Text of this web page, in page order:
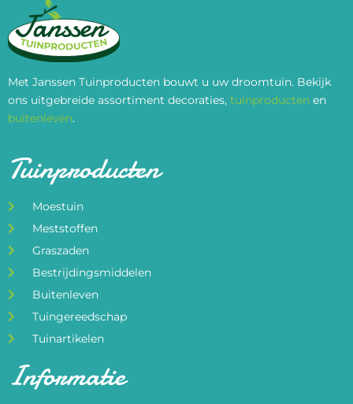
Met Janssen Tuinproducten bouwt u uw droomtuin. Bekijk
ons uitgebreide assortiment decoraties, tuinproducten en
buitenleven.
Tuinproducten
Moestuin
Meststoffen
Graszaden
Bestrijdingsmiddelen
Buitenleven
Tuingereedschap
Tuinartikelen
Informatie